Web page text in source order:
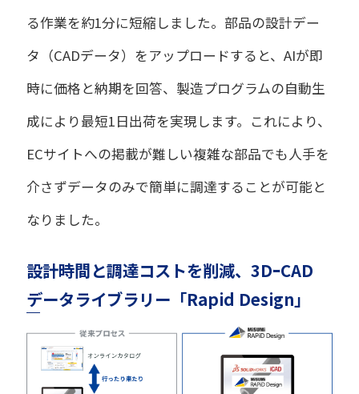
る作業を約1分に短縮しました。部品の設計デー
タ（CADデータ）をアップロードすると、AIが即
時に価格と納期を回答、製造プログラムの自動生
成により最短1日出荷を実現します。これにより、
ECサイトへの掲載が難しい複雑な部品でも人手を
介さずデータのみで簡単に調達することが可能と
なりました。
設計時間と調達コストを削減、3DｰCAD
データライブラリー「Rapid Design」